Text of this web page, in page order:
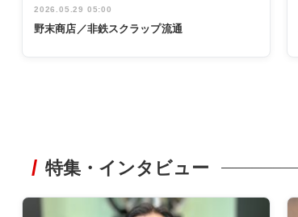
2026.05.29 05:00
野末商店／非鉄スクラップ流通
特集・インタビュー